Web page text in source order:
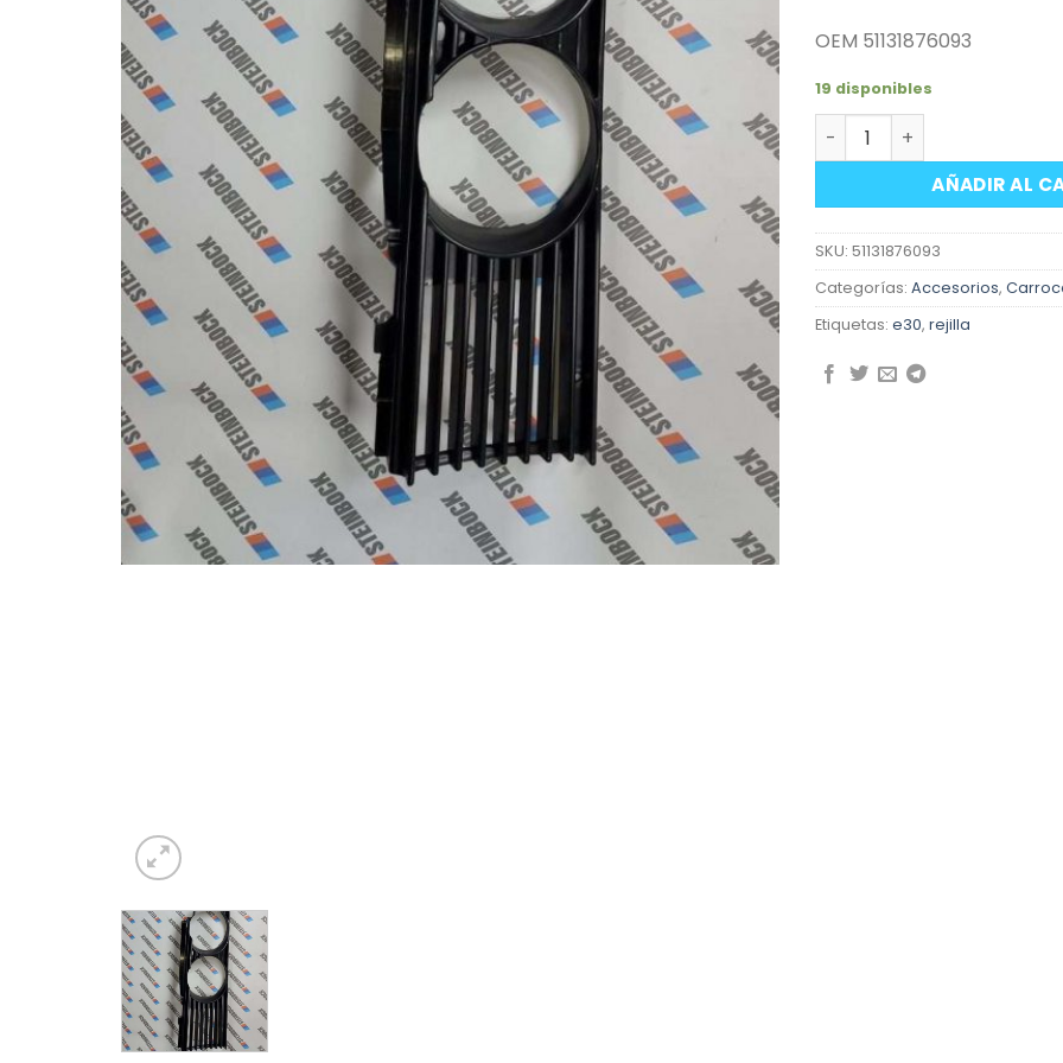
OEM 51131876093
19 disponibles
Rejilla delantera izquierda
AÑADIR AL
SKU: 51131876093
Categorías: Accesorios,
Etiquetas: e30, rejilla